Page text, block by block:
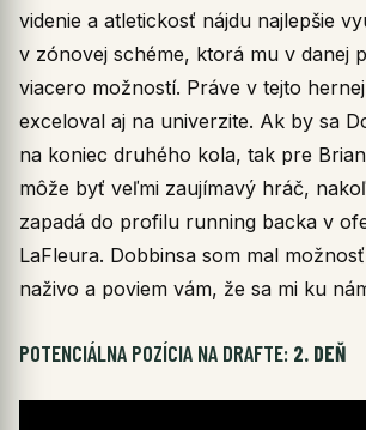
videnie a atletickosť nájdu najlepšie
v zónovej schéme, ktorá mu v danej
viacero možností. Práve v tejto
exceloval aj na univerzite. Ak by sa
na koniec druhého kola, tak pre
môže byť veľmi zaujímavý hráč,
zapadá do profilu running backa v
LaFleura. Dobbinsa som mal
naživo a poviem vám, že sa mi ku
POTENCIÁLNA POZÍCIA NA DRAFTE: 2. DEŇ